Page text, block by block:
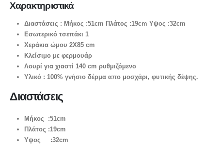
Χαρακτηριστικά
Διαστάσεις : Μήκος :51cm Πλάτος :19cm Υψος :32cm
Εσωτερικό τσεπάκι 1
Χεράκια ώμου 2X85 cm
Κλείσιμο με φερμουάρ
Λουρί για χιαστί 140 cm ρυθμιζόμενο
Υλικό : 100% γνήσιο δέρμα απο μοσχάρι, φυτικής δέψης.
Διαστάσεις
Μήκος :51cm
Πλάτος :19cm
Υψος :32cm